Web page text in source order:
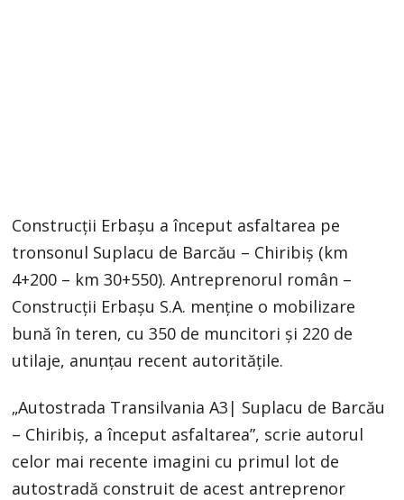
Construcții Erbașu a început asfaltarea pe
tronsonul Suplacu de Barcău – Chiribiș (km
4+200 – km 30+550). Antreprenorul român –
Construcții Erbașu S.A. menține o mobilizare
bună în teren, cu 350 de muncitori și 220 de
utilaje, anunțau recent autoritățile.
„Autostrada Transilvania A3| Suplacu de Barcău
– Chiribiș, a început asfaltarea”, scrie autorul
celor mai recente imagini cu primul lot de
autostradă construit de acest antreprenor